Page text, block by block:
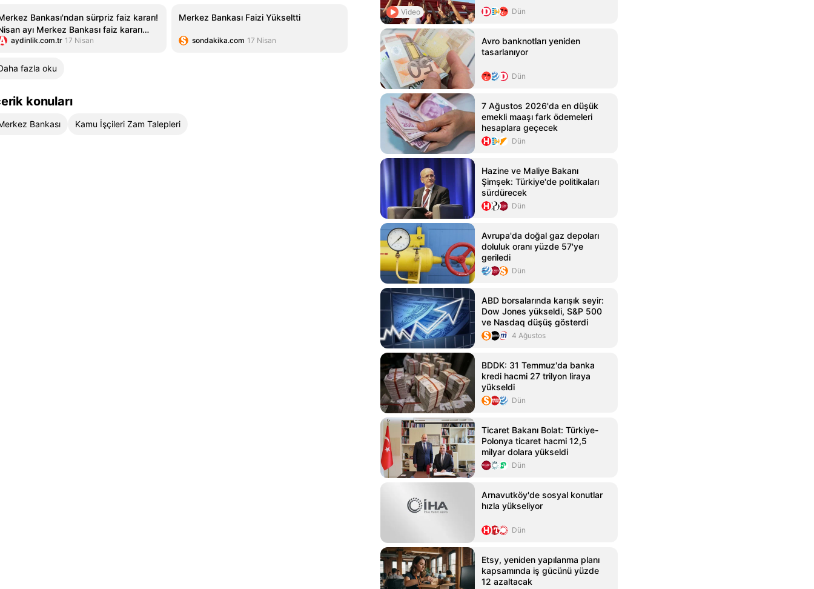
Bankası'ndan sürpriz faiz kararı!
ayı Merkez Bankası faiz kararı
oldu! Faiz kararı sonrası dolar ve
aydinlik.com.tr 17 Nisan
Merkez Bankası Faizi Yükseltti
sondakika.com 17 Nisan
fazla oku
konuları
Bankası Kamu İşçileri Zam Talepleri
Video Dün
Avro banknotları yeniden
tasarlanıyor
Dün
7 Ağustos 2026'da en düşük
emekli maaşı fark ödemeleri
hesaplara geçecek
Dün
Hazine ve Maliye Bakanı
Şimşek: Türkiye'de politikaları
sürdürecek
Dün
Avrupa'da doğal gaz depoları
doluluk oranı yüzde 57'ye
geriledi
Dün
ABD borsalarında karışık seyir:
Dow Jones yükseldi, S&P 500
ve Nasdaq düşüş gösterdi
4 Ağustos
BDDK: 31 Temmuz'da banka
kredi hacmi 27 trilyon liraya
yükseldi
Dün
Ticaret Bakanı Bolat: Türkiye-
Polonya ticaret hacmi 12,5
milyar dolara yükseldi
Dün
Arnavutköy'de sosyal konutlar
hızla yükseliyor
Dün
Etsy, yeniden yapılanma planı
kapsamında iş gücünü yüzde
12 azaltacak